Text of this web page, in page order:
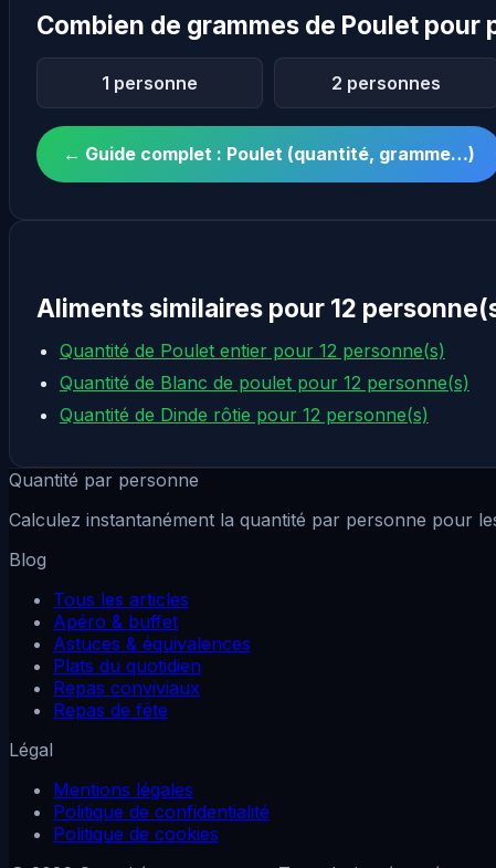
Combien de grammes de Poulet pour
1 personne 2 personnes
← Guide complet : Poulet (quantité, gramme…)
Aliments similaires pour 12
Quantité de Poulet entier pour 12 personne(s)
Quantité de Blanc de poulet pour 12 personne(s)
Quantité de Dinde rôtie pour 12 personne(s)
Quantité par personne
Calculez instantanément la quantité par personne pour
Blog
Tous les articles
Apéro & buffet
Astuces & équivalences
Plats du quotidien
Repas conviviaux
Repas de fête
Légal
Mentions légales
Politique de confidentialité
Politique de cookies